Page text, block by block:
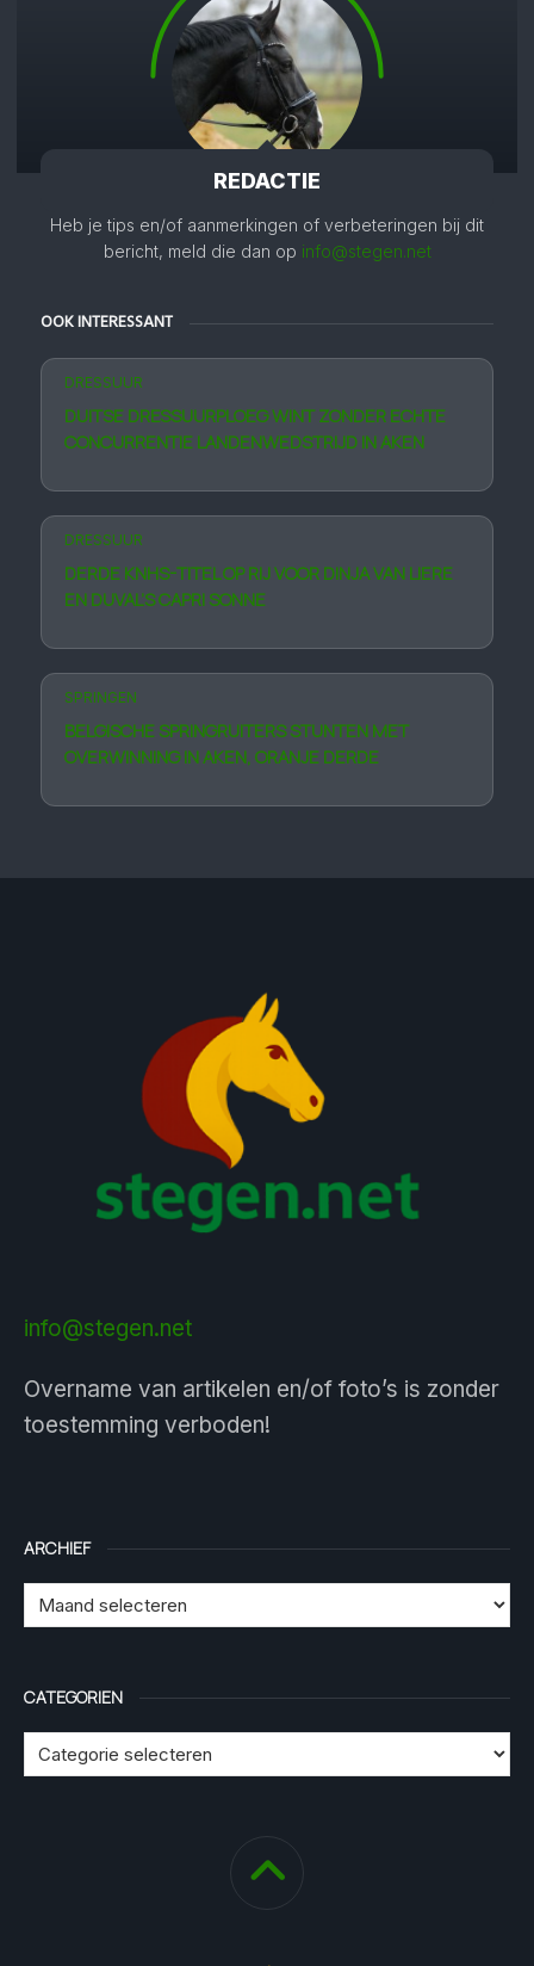
REDACTIE
Heb je tips en/of aanmerkingen of verbeteringen bij dit
bericht, meld die dan op info@stegen.net
OOK INTERESSANT
DRESSUUR
DUITSE DRESSUURPLOEG WINT ZONDER ECHTE
CONCURRENTIE LANDENWEDSTRIJD IN AKEN
DRESSUUR
DERDE KNHS-TITEL OP RIJ VOOR DINJA VAN LIERE
EN DUVAL’S CAPRI SONNE
SPRINGEN
BELGISCHE SPRINGRUITERS STUNTEN MET
OVERWINNING IN AKEN, ORANJE DERDE
info@stegen.net
Overname van artikelen en/of foto’s is zonder
toestemming verboden!
ARCHIEF
CATEGORIEN